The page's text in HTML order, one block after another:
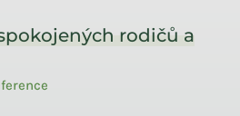
rodičů a